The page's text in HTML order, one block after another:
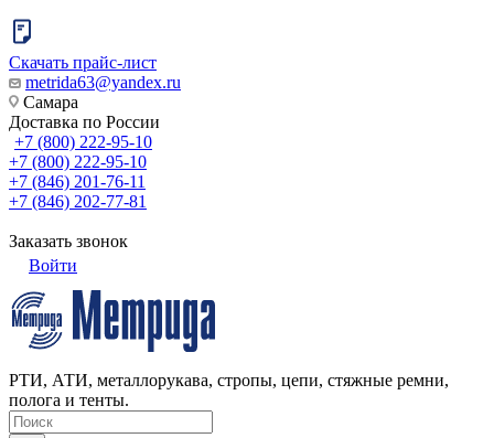
Скачать прайс-лист
metrida63@yandex.ru
Самара
Доставка по России
+7 (800) 222-95-10
+7 (800) 222-95-10
+7 (846) 201-76-11
+7 (846) 202-77-81
Заказать звонок
Войти
РТИ, АТИ, металлорукава, стропы, цепи, стяжные ремни,
полога и тенты.